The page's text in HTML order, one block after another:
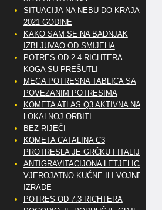
SITUACIJA NA NEBU DO KRAJA
2021 GODINE
KAKO SAM SE NA BADNJAK
IZBLJUVAO OD SMIJEHA
POTRES OD 2.4 RICHTERA
KOGA SU PREŠUTLI
MEGA POTRESNA TABLICA SA
POVEZANIM POTRESIMA
KOMETA ATLAS Q3 AKTIVNA NA
LOKALNOJ ORBITI
BEZ RIJEČI
KOMETA CATALINA C3
PROTRESLA JE GRČKU I ITALIJU
ANTIGRAVITACIJONA LETJELICA
VJEROJATNO KUĆNE ILI VOJNE
IZRADE
POTRES OD 7.3 RICHTERA